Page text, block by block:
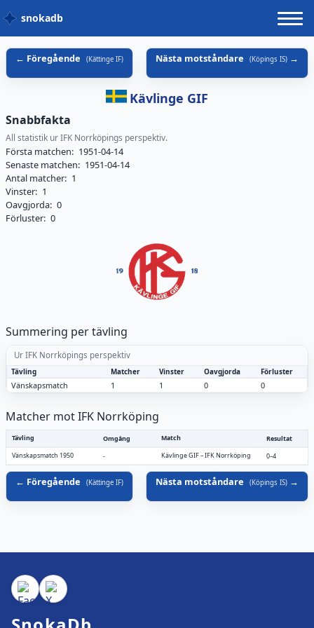
snokadb
Föregående (Kättinge IF) Nästa motståndare (Köpings IS)
Kävlinge GIF
Snabbfakta
All statistik ur IFK Norrköpings perspektiv.
Första matchen: 1951-04-14
Senaste matchen: 1951-04-14
Antal matcher: 1
Vinster: 1
Oavgjorda: 0
Förluster: 0
Summering per tävling
Ur IFK Norrköpings perspektiv
Tävling Matcher Vinster Oavgjorda Förluster
Vänskapsmatch 1 1 0 0
Matcher mot IFK Norrköping
Tävling Omgång Match
Resultat
Vänskapsmatch 1950
- Kävlinge GIF–IFK Norrköping 0–4
Föregående (Kättinge IF) Nästa motståndare (Köpings IS)